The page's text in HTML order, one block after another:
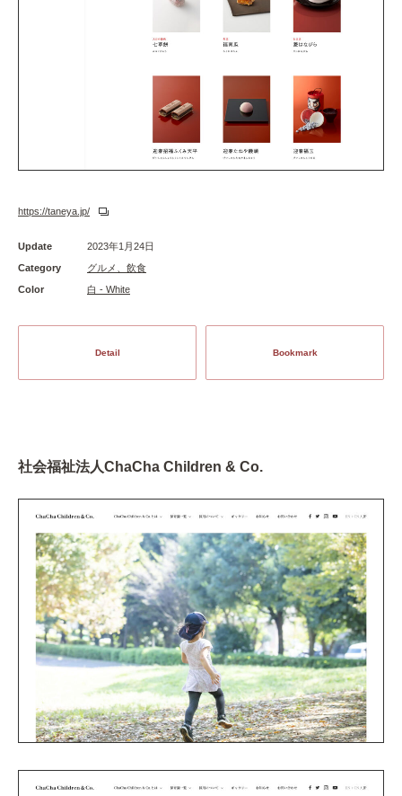
https://taneya.jp/
Update
2023年1月24日
Category
グルメ、飲食
Color
白 - White
Detail Bookmark
社会福祉法人ChaCha Children & Co.